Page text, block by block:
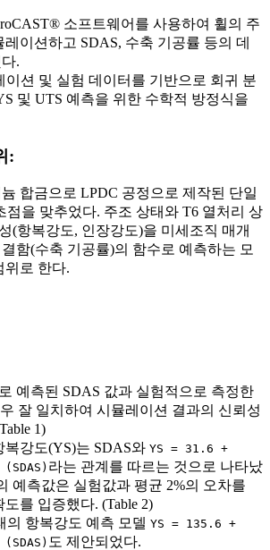
소프트웨어를 사용하여 휠의 주
이션하고 SDAS, 수축 기공률 등의 데
.
이션 및 실험 데이터를 기반으로 회귀 분
및 UTS 예측을 위한 수학적 방정식을
:
합금으로 LPDC 공정으로 제작된 단일
점을 맞추었다. 주조 상태와 T6 열처리 상
(항복강도, 인장강도)을 미세조직 매개
함(수축 기공률)의 함수로 예측하는 모
위로 한다.
예측된 SDAS 값과 실험적으로 측정한
잘 일치하여 시뮬레이션 결과의 신뢰성
1)
복강도(YS)는 SDAS와 YS = 31.6 +
라는 관계를 따르는 것으로 나타났
예측값은 실험값과 평균 2%의 오차를
도를 입증했다. (Table 2)
의 항복강도 예측 모델 YS = 135.6 +
도 제안되었다.